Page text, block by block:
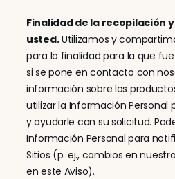
Finalidad de la recopilación
usted. Utilizamos y
para la finalidad para la que
si se pone en contacto con
información sobre los
utilizar la Información
y ayudarle con su solicitud.
Información Personal para
Sitios (p. ej., cambios en
en este Aviso).